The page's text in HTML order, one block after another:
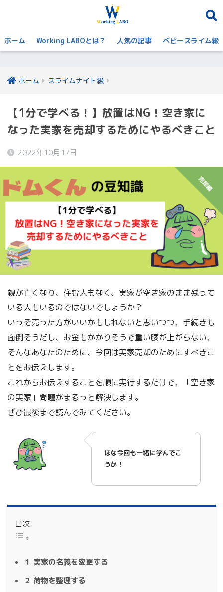
ホーム Working LABOとは？ 人気の記事 ベビースライム級
ホーム スライムナイト級
【1分で学べる！】放置はNG！空き家に
なった実家を売却するためにやるべきこと
2022年10月17日
親が亡くなり、住む人もなく、実家が空き家のまま残って
いる人もいるのではないでしょうか？
いっそ売った方がいいかもしれないと思いつつ、手続きも
面倒そうだし、お金もかかりそうで重い腰が上がらない、
そんなあなたのために、今回は実家売却のためにすべきこ
とをお伝えします。
これからお伝えすることを順に実行するだけで、「空き家
の実家」問題がまるっと解決します。
ぜひ最後まで読んでみてください。
ほな今回も一緒に学んでこ
うか！
目次
１ 実家の名義を変更する
２ 荷物を整理する